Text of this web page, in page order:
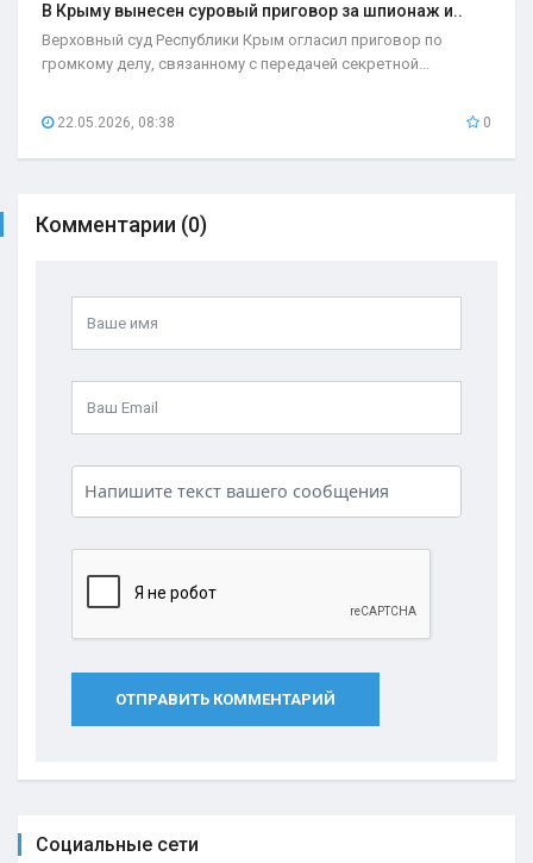
В Крыму вынесен суровый приговор за шпионаж и..
Верховный суд Республики Крым огласил приговор по
громкому делу, связанному с передачей секретной...
22.05.2026, 08:38 0
Комментарии (0)
ОТПРАВИТЬ КОММЕНТАРИЙ
Социальные сети